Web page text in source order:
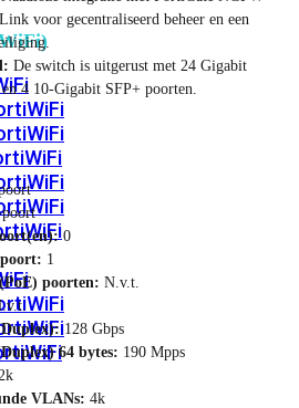
voor gecentraliseerd beheer en een
De switch is uitgerust met 24 Gigabit
4 10-Gigabit SFP+ poorten.
0
1
poorten: N.v.t.
128 Gbps
64 bytes: 190 Mpps
VLANs: 4k